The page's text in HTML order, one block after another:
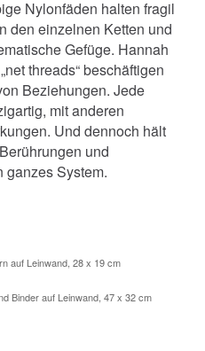
Nylonfäden halten fragil
den einzelnen Ketten und
Gefüge. Hannah
threads“ beschäftigen
Beziehungen. Jede
mit anderen
Und dennoch hält
und
ganzes System.
auf Leinwand, 28 x 19 cm
Binder auf Leinwand, 47 x 32 cm